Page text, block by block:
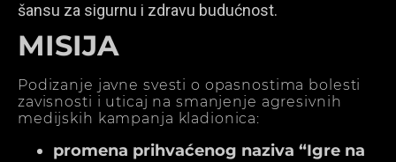
šansu za sigurnu i zdravu budućnost.
MISIJA
Podizanje javne svesti o opasnostima bolesti
zavisnosti i uticaj na smanjenje agresivnih
medijskih kampanja kladionica:
promena prihvaćenog naziva “Igre na